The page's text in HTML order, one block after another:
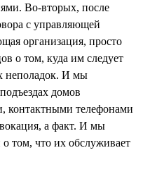
Во-вторых, после
с управляющей
организация, просто
о том, куда им следует
неполадок. И мы
домов
контактными телефонами
а факт. И мы
том, что их обслуживает